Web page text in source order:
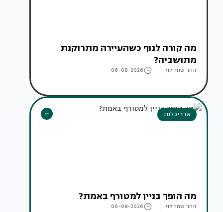
מה קורה לנוף כשהעיירה מתרוקנת
מתושביה?
זוהר שחר לוי 06-08-2026
אדריכלות
מה הופך בניין למטורף באמת?
זוהר שחר לוי 06-08-2026